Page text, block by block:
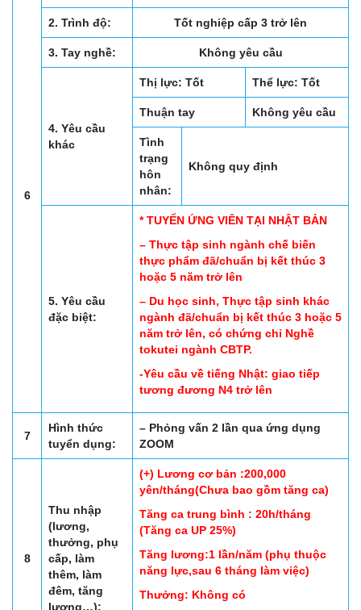
6
2. Trình độ: Tốt nghiệp cấp 3 trở lên
3. Tay nghề: Không yêu cầu
4. Yêu cầu
khác
Thị lực: Tốt Thể lực: Tốt
Thuận tay Không yêu cầu
Tình
trạng
hôn
nhân:
Không quy định
5. Yêu cầu
đặc biệt:
* TUYỂN ỨNG VIÊN TẠI NHẬT BẢN
– Thực tập sinh ngành chế biến
thực phẩm đã/chuẩn bị kết thúc 3
hoặc 5 năm trở lên
– Du học sinh, Thực tập sinh khác
ngành đã/chuẩn bị kết thúc 3 hoặc 5
năm trở lên, có chứng chỉ Nghề
tokutei ngành CBTP.
-Yêu cầu về tiếng Nhật: giao tiếp
tương đương N4 trở lên
7
Hình thức
tuyển dụng:
– Phỏng vấn 2 lần qua ứng dụng
ZOOM
8
Thu nhập
(lương,
thưởng, phụ
cấp, làm
thêm, làm
đêm, tăng
lương…):
(+) Lương cơ bản :200,000
yên/tháng(Chưa bao gồm tăng ca)
Tăng ca trung bình : 20h/tháng
(Tăng ca UP 25%)
Tăng lương:1 lần/năm (phụ thuộc
năng lực,sau 6 tháng làm việc)
Thưởng: Không có